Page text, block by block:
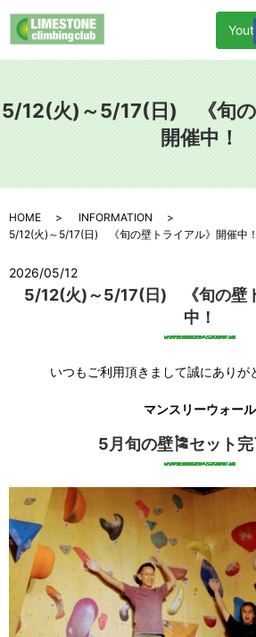
5/12(火)～5/17(日) 《旬の
開催中！
HOME
INFORMATION
5/12(火)～5/17(日) 《旬の壁トライアル》開催中！
2026/05/12
5/12(火)～5/17(日) 《旬の壁
中！
いつもご利用頂きまして誠にありが
マンスリーウォール
5月旬の壁🎏セット完